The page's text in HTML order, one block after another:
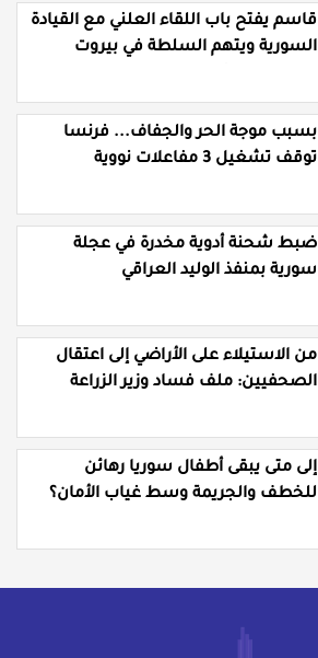
قاسم يفتح باب اللقاء العلني مع القيادة
السورية ويتهم السلطة في بيروت
بسبب موجة الحر والجفاف... فرنسا
توقف تشغيل 3 مفاعلات نووية
ضبط شحنة أدوية مخدرة في عجلة
سورية بمنفذ الوليد العراقي
من الاستيلاء على الأراضي إلى اعتقال
الصحفيين: ملف فساد وزير الزراعة
إلى متى يبقى أطفال سوريا رهائن
للخطف والجريمة وسط غياب الأمان؟